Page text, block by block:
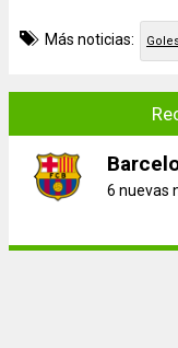
Más noticias:
6 nuevas